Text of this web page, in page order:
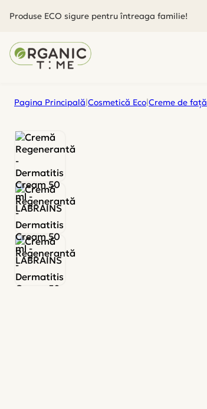
Produse ECO sigure pentru întreaga familie!
Pagina Principală|Cosmetică Eco|Creme de față